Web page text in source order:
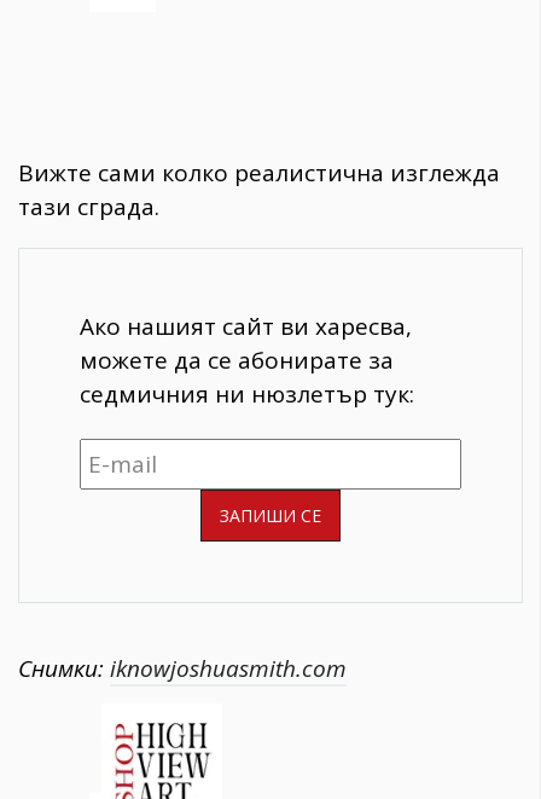
Вижте сами колко реалистична изглежда
тази сграда.
Ако нашият сайт ви харесва,
можете да се абонирате за
седмичния ни нюзлетър тук:
Снимки: iknowjoshuasmith.com